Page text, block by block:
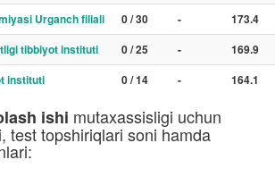
Urganch filiali
0 / 30 -
173.4
tibbiyot instituti
0 / 25 -
169.9
instituti
0 / 14 - 164.1
ishi mutaxassisligi uchun
test topshiriqlari soni hamda